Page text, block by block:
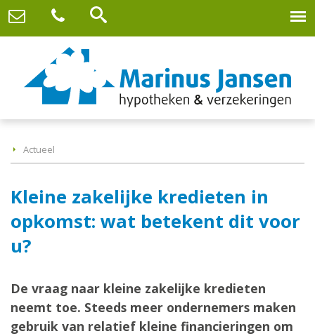
Actueel
Kleine zakelijke kredieten in
opkomst: wat betekent dit voor
u?
De vraag naar kleine zakelijke kredieten
neemt toe. Steeds meer ondernemers maken
gebruik van relatief kleine financieringen om